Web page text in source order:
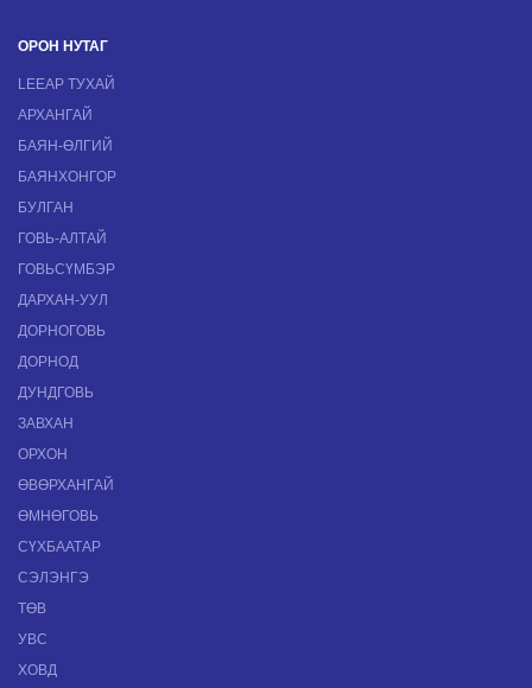
ОРОН НУТАГ
LEEAP ТУХАЙ
АРХАНГАЙ
БАЯН-ӨЛГИЙ
БАЯНХОНГОР
БУЛГАН
ГОВЬ-АЛТАЙ
ГОВЬСҮМБЭР
ДАРХАН-УУЛ
ДОРНОГОВЬ
ДОРНОД
ДУНДГОВЬ
ЗАВХАН
ОРХОН
ӨВӨРХАНГАЙ
ӨМНӨГОВЬ
СҮХБААТАР
СЭЛЭНГЭ
ТӨВ
УВС
ХОВД